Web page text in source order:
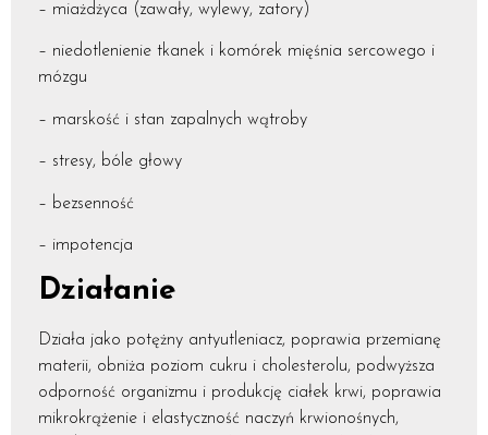
– miażdżyca (zawały, wylewy, zatory)
– niedotlenienie tkanek i komórek mięśnia sercowego i
mózgu
– marskość i stan zapalnych wątroby
– stresy, bóle głowy
– bezsenność
– impotencja
Działanie
Działa jako potężny antyutleniacz, poprawia przemianę
materii, obniża poziom cukru i cholesterolu, podwyższa
odporność organizmu i produkcję ciałek krwi, poprawia
mikrokrążenie i elastyczność naczyń krwionośnych,